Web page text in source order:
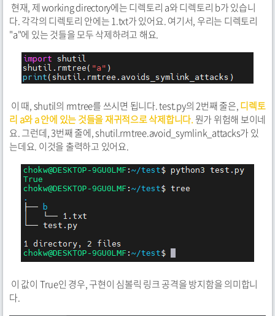
현재, 제 working directory에는 디렉토리 a와 디렉토리 b가 있습니
다. 각각의 디렉토리 안에는 1.txt가 있어요. 여기서, 우리는 디렉토리
"a"에 있는 것들을 모두 삭제하려고 해요.
이 때, shutil의 rmtree를 쓰시면 됩니다. test.py의 2번째 줄은,디렉토
리 a와 a 안에 있는 것들을 재귀적으로 삭제합니다.뭔가 위험해 보이네
요. 그런데, 3번째 줄에, shutil.rmtree.avoid_symlink_attacks가 있
는데요. 이것을 출력하고 있어요.
이 값이 True인 경우, 구현이 심볼릭 링크 공격을 방지함을 의미합니
다.